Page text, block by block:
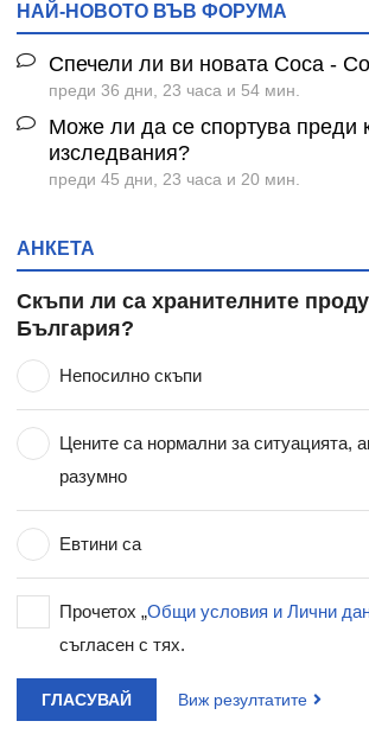
НАЙ-НОВОТО ВЪВ ФОРУМА
Спечели ли ви новата Coca -
преди 36 дни, 23 часа и 54 мин.
Може ли да се спортува преди
изследвания?
преди 45 дни, 23 часа и 20 мин.
АНКЕТА
Скъпи ли са хранителните
България?
Непосилно скъпи
Цените са нормални за ситуацията,
разумно
Евтини са
Прочетох „Общи условия и Лични
съгласен с тях.
ГЛАСУВАЙ Виж резултатите